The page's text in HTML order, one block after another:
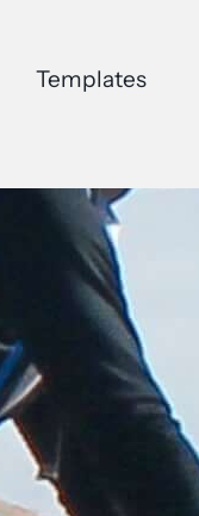
Templates